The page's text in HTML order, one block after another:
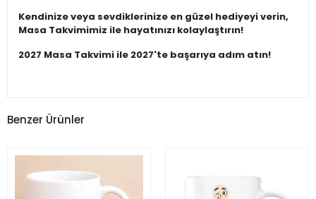
Kendinize veya sevdiklerinize en güzel hediyeyi verin,
Masa Takvimimiz ile hayatınızı kolaylaştırın!
2027 Masa Takvimi ile 2027'te başarıya adım atın!
Benzer Ürünler